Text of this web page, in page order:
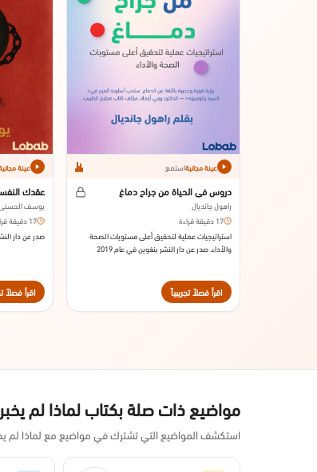
عينة مجانيةاستمع
دروس في الحياة من جراح دماغ
راهول جانديال
17 دقيقة قراءة
استراتيجيات عملية لتحقيق أعلى مستويات الصحة
والأداء. صدر عن دار النشر بنغوين في عام 2019
اقرأ فصلاً تجريبياً
عينة
عقدك
يوسف
17 دقيقة قراءة
صدر عن دار
اقرأ فصلاً
مواضيع ذات صلة بكتاب لماذا لم
استكشف المواضيع التي تشترك في مواضيع مع لماذا لم